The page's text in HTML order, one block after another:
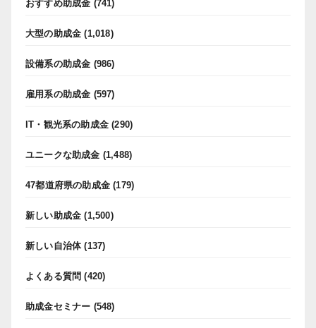
おすすめ助成金 (741)
大型の助成金 (1,018)
設備系の助成金 (986)
雇用系の助成金 (597)
IT・観光系の助成金 (290)
ユニークな助成金 (1,488)
47都道府県の助成金 (179)
新しい助成金 (1,500)
新しい自治体(137)
よくある質問 (420)
助成金セミナー (548)